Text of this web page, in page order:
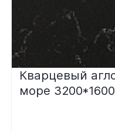
Кварцевый
море